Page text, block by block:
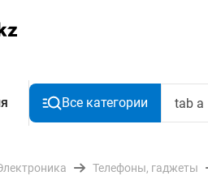
Все категории
Телефоны, гаджеты